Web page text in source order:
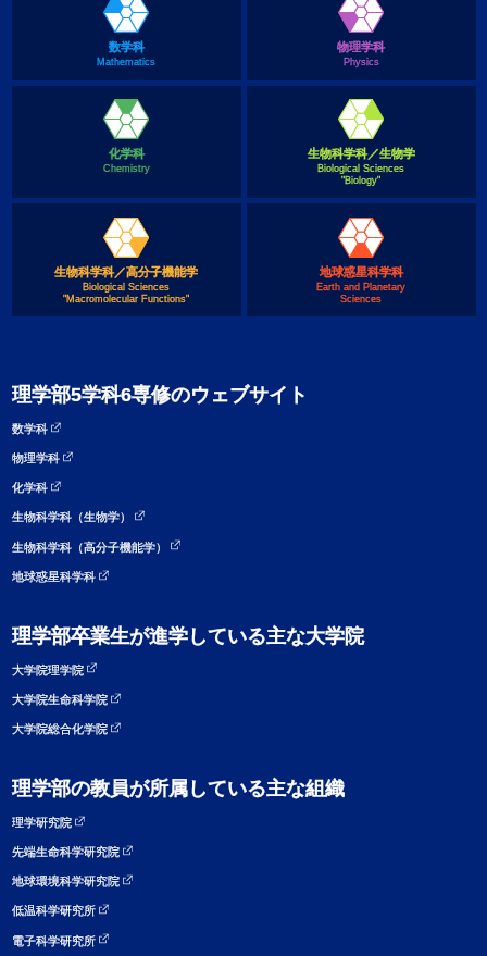
数学科
Mathematics
物理学科
Physics
化学科
Chemistry
生物科学科／生物学
Biological Sciences
"Biology"
生物科学科／高分子機能学
Biological Sciences
"Macromolecular Functions"
地球惑星科学科
Earth and Planetary
Sciences
理学部5学科6専修のウェブサイト
数学科
物理学科
化学科
生物科学科（生物学）
生物科学科（高分子機能学）
地球惑星科学科
理学部卒業生が進学している主な大学院
大学院理学院
大学院生命科学院
大学院総合化学院
理学部の教員が所属している主な組織
理学研究院
先端生命科学研究院
地球環境科学研究院
低温科学研究所
電子科学研究所